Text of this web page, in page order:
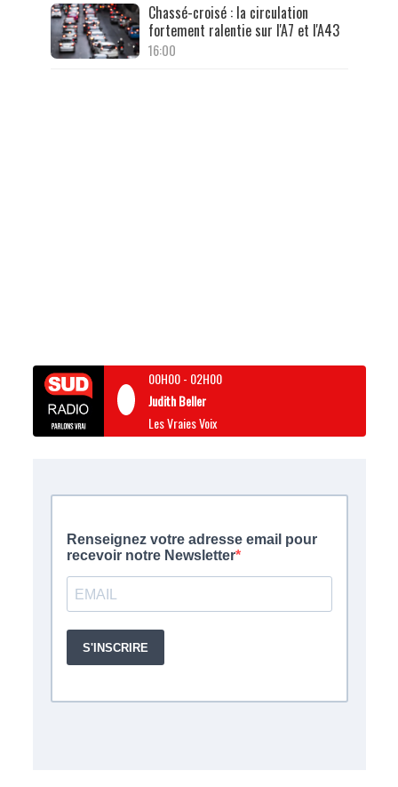
Chassé-croisé : la circulation
fortement ralentie sur l'A7 et l'A43
16:00
00H00- 02H00
Judith Beller
Les Vraies Voix